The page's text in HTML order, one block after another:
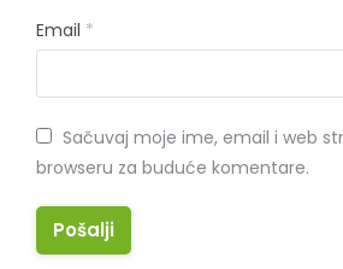
Email *
Sačuvaj moje ime, email i web
browseru za buduće komentare.